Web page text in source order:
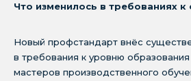
Что изменилось в требованиях
Новый профстандарт внёс
в требования к уровню
мастеров производственного